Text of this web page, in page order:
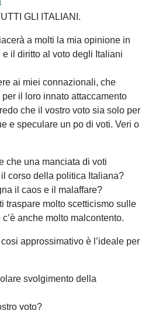
GLI ITALIANI.
a molti la mia opinione in
il diritto al voto degli Italiani
ai miei connazionali, che
il loro innato attaccamento
che il vostro voto sia solo per
e speculare un po di voti. Veri o
che una manciata di voti
corso della politica Italiana?
il caos e il malaffare?
traspare molto scetticismo sulle
anche molto malcontento.
approssimativo è l’ideale per
svolgimento della
voto?